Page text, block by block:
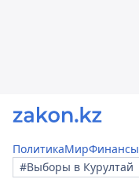
ПолитикаМирФинансы
#Выборы в Курултай